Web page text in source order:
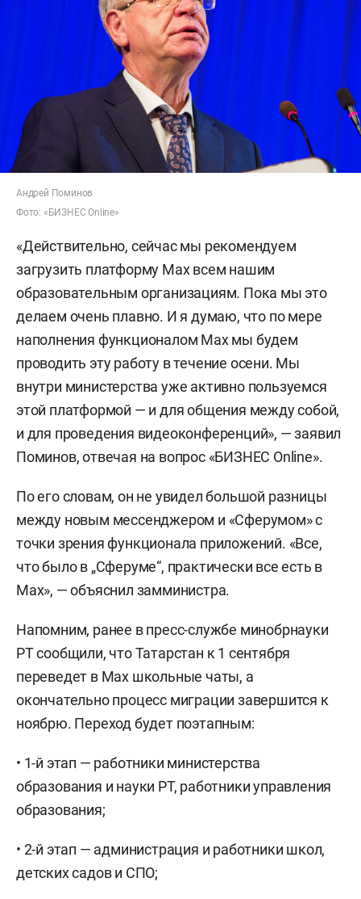
Андрей Поминов
Фото: «БИЗНЕС Online»
«Действительно, сейчас мы рекомендуем
загрузить платформу Max всем нашим
образовательным организациям. Пока мы это
делаем очень плавно. И я думаю, что по мере
наполнения функционалом Max мы будем
проводить эту работу в течение осени. Мы
внутри министерства уже активно пользуемся
этой платформой — и для общения между собой,
и для проведения видеоконференций», — заявил
Поминов, отвечая на вопрос «БИЗНЕС Online».
По его словам, он не увидел большой разницы
между новым мессенджером и «Сферумом» с
точки зрения функционала приложений. «Все,
что было в „Сферуме“, практически все есть в
Max», — объяснил замминистра.
Напомним, ранее в пресс-службе минобрнауки
РТ сообщили, что Татарстан к 1 сентября
переведет в Мах школьные чаты, а
окончательно процесс миграции завершится к
ноябрю. Переход будет поэтапным:
• 1-й этап — работники министерства
образования и науки РТ, работники управления
образования;
• 2-й этап — администрация и работники школ,
детских садов и СПО;